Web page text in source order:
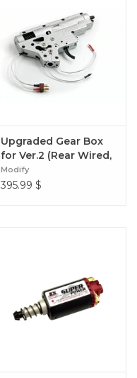
Upgraded Gear Box
for Ver.2 (Rear Wired,
8mm)
Modify
395.99 $